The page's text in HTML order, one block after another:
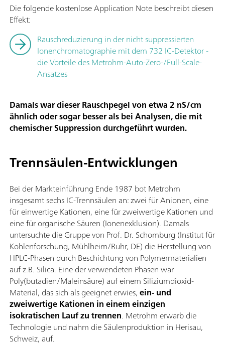
Die folgende kostenlose Application Note beschreibt diesen
Effekt:
Rauschreduzierung in der nicht suppressierten
Ionenchromatographie mit dem 732 IC-Detektor -
die Vorteile des Metrohm-Auto-Zero-/Full-Scale-
Ansatzes
Damals war dieser Rauschpegel von etwa 2 nS/cm
ähnlich oder sogar besser als bei Analysen, die mit
chemischer Suppression durchgeführt wurden.
Trennsäulen-Entwicklungen
Bei der Markteinführung Ende 1987 bot Metrohm
insgesamt sechs IC-Trennsäulen an: zwei für Anionen, eine
für einwertige Kationen, eine für zweiwertige Kationen und
eine für organische Säuren (Ionenexklusion). Damals
untersuchte die Gruppe von Prof. Dr. Schomburg (Institut für
Kohlenforschung, Mühlheim/Ruhr, DE) die Herstellung von
HPLC-Phasen durch Beschichtung von Polymermaterialien
auf z.B. Silica. Eine der verwendeten Phasen war
Poly(butadien/Maleinsäure) auf einem Siliziumdioxid-
Material, das sich als geeignet erwies,ein- und
zweiwertige Kationen in einem einzigen
isokratischen Lauf zu trennen. Metrohm erwarb die
Technologie und nahm die Säulenproduktion in Herisau,
Schweiz, auf.